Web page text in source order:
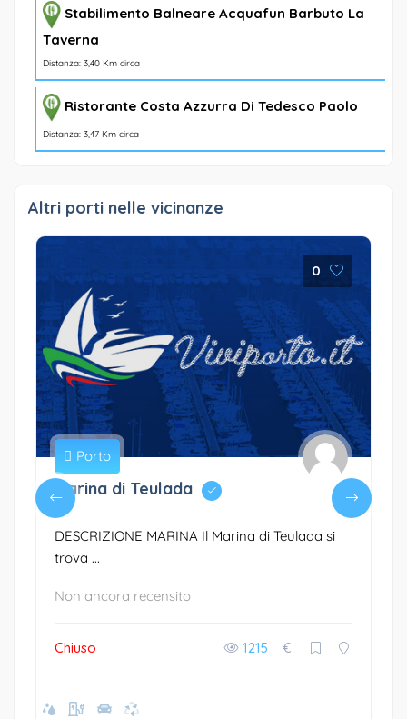
Stabilimento Balneare Acquafun Barbuto La
Taverna
Distanza: 3,40 Km circa
Ristorante Costa Azzurra Di Tedesco Paolo
Distanza: 3,47 Km circa
Altri porti nelle vicinanze
0
Porto
Marina di Teulada
DESCRIZIONE MARINA Il Marina di Teulada si
trova ...
Non ancora recensito
Chiuso 1215 €